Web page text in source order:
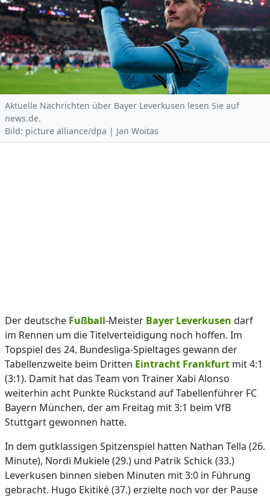
Aktuelle Nachrichten über Bayer Leverkusen lesen Sie auf
news.de.
Bild: picture alliance/dpa | Jan Woitas
Der deutsche Fußball-Meister Bayer Leverkusen darf
im Rennen um die Titelverteidigung noch hoffen. Im
Topspiel des 24. Bundesliga-Spieltages gewann der
Tabellenzweite beim Dritten Eintracht Frankfurt mit 4:1
(3:1). Damit hat das Team von Trainer Xabi Alonso
weiterhin acht Punkte Rückstand auf Tabellenführer FC
Bayern München, der am Freitag mit 3:1 beim VfB
Stuttgart gewonnen hatte.
In dem gutklassigen Spitzenspiel hatten Nathan Tella (26.
Minute), Nordi Mukiele (29.) und Patrik Schick (33.)
Leverkusen binnen sieben Minuten mit 3:0 in Führung
gebracht. Hugo Ekitiké (37.) erzielte noch vor der Pause